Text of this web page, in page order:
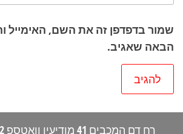
שמור בדפדפן זה את השם, האימייל
הבאה שאגיב.
רח דם המכבים 41 מודיעין וואטספ 0587870022